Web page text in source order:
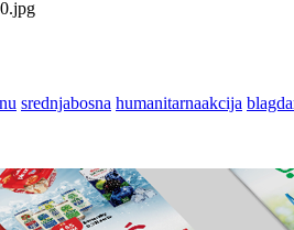
srednjabosna humanitarnaakcija